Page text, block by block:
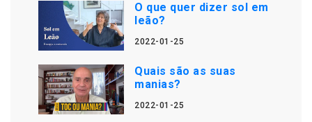
O que quer dizer sol em
leão?
2022-01-25
Quais são as suas
manias?
2022-01-25